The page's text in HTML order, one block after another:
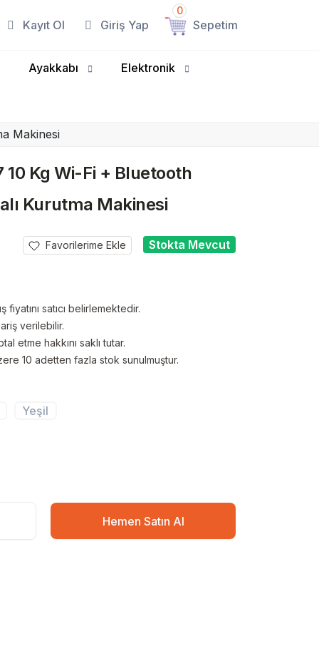
Kayıt Ol Giriş Yap
0
Sepetim
Ayakkabı Elektronik
Makinesi
10 Kg Wi-Fi + Bluetooth
Kurutma Makinesi
Favorilerime Ekle Stokta Mevcut
satıcı belirlemektedir.
verilebilir.
etme hakkını saklı tutar.
10 adetten fazla stok sunulmuştur.
Yeşil
Hemen Satın Al